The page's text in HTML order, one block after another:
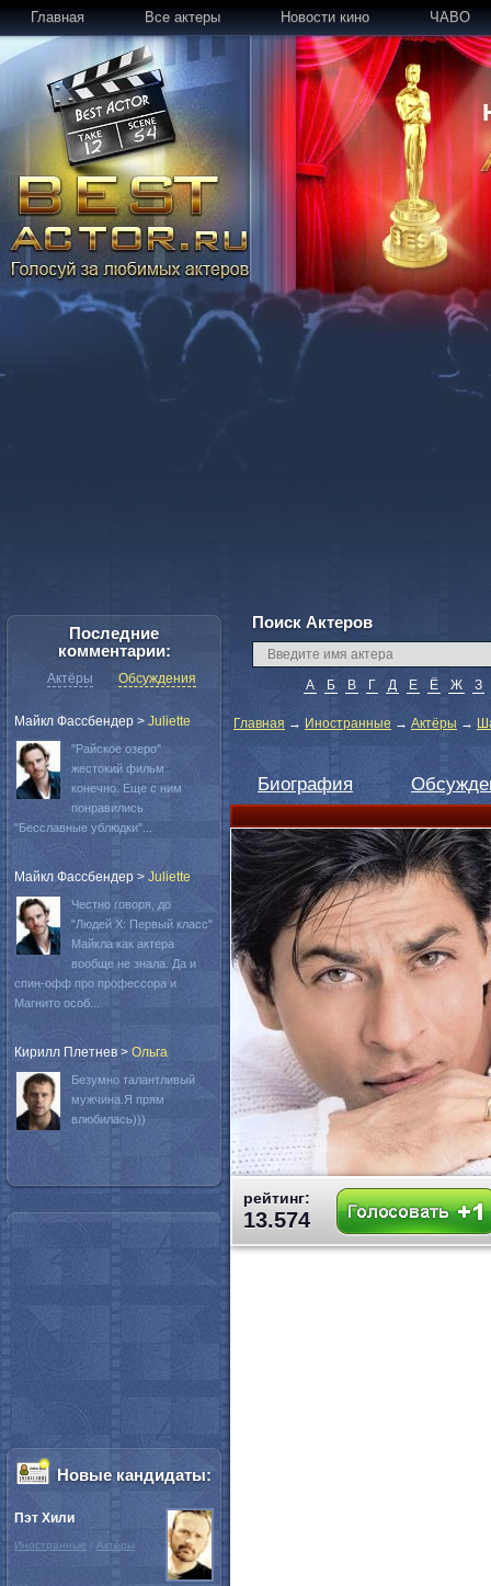
Главная Все актеры Новости кино ЧАВО
Поиск Актеров
А Б В Г Д Е Ё Ж З
Главная → Иностранные → Актёры →
Биография
рейтинг:
13.574
Последние
комментарии:
Актёры Обсуждения
Майкл Фассбендер > Juliette
"Райское озеро"
жестокий фильм
конечно. Еще с ним
понравились
"Бесславные ублюдки"...
Майкл Фассбендер > Juliette
Честно говоря, до
"Людей Х: Первый класс"
Майкла как актера
вообще не знала. Да и
спин-офф про профессора и
Магнито особ...
Кирилл Плетнев > Oльга
Безумно талантливый
мужчина.Я прям
влюбилась)))
Новые кандидаты:
Пэт Хили
Иностранные / Актёры